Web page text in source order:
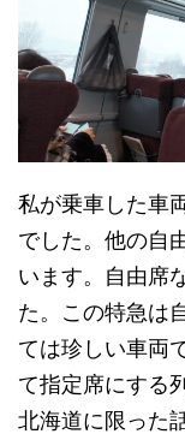
私が乗車した車
でした。他の自
います。自由席
た。この特急は
ては珍しい車両
て指定席にする
北海道に限った